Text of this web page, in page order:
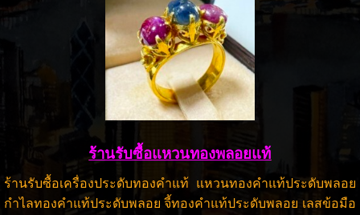
ร้านรับซื้อแหวนทองพลอยแท้
ร้านรับซื้อเครื่องประดับทองคำแท้ แหวนทองคำแท้ประดับพลอย
กำไลทองคำแท้ประดับพลอย จี้ทองคำแท้ประดับพลอย เลสข้อมือ